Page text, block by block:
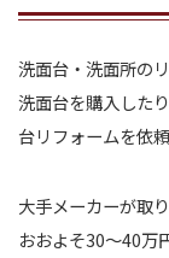
洗面台・洗面所の
洗面台を購入した
台リフォームを依
大手メーカーが取
おおよそ30～40万